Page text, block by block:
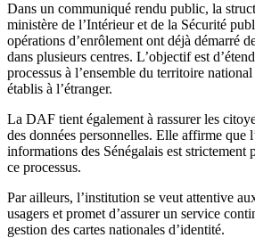
Dans un communiqué rendu public, la
ministère de l’Intérieur et de la Sécurité
opérations d’enrôlement ont déjà démarré
dans plusieurs centres. L’objectif est
processus à l’ensemble du territoire
établis à l’étranger.
La DAF tient également à rassurer les
des données personnelles. Elle affirme que
informations des Sénégalais est strictement
ce processus.
Par ailleurs, l’institution se veut attentive
usagers et promet d’assurer un service
gestion des cartes nationales d’identité.